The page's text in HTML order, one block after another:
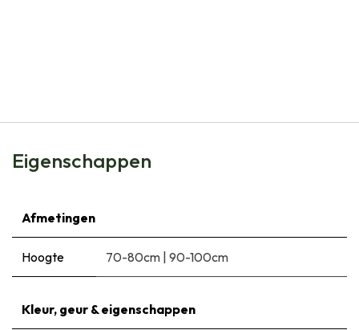
Eigenschappen
Afmetingen
Hoogte 70-80cm | 90-100cm
Kleur, geur & eigenschappen